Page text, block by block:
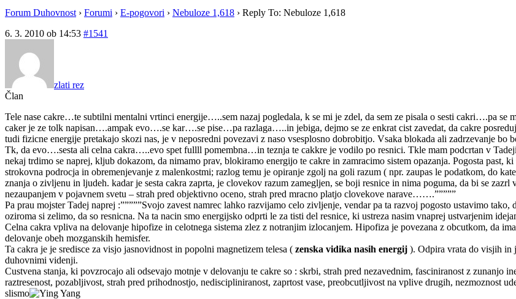
Forum Duhovnost › Forumi › E-pogovori › Nebuloze 1,618 › Reply To: Nebuloze 1,618
6. 3. 2010 ob 14:53 #1541
zlati rez
Član
Tele nase cakre…te subtilni mentalni vrtinci energije…..sem nazaj pogledala, k se mi je zdel, da sem ze pisala o sesti cakri….pa
caker je ze tolk napisan….ampak evo….se kar….se pise…pa razlaga…..in jebiga, dejmo se ze enkrat cist zavedat, da cakre
tudi fizicne energije pretakajo skozi nas, je v neposredni povezavi z naso vsesplosno dobrobitjo. Vsaka blokada ali zadrzevanje
Tk, da evo….sesta ali celna cakra…..evo spet fullll pomembna…in teznja te cakkre je vodilo po resnici. Tkle mam podcrtan v
nekaj trdimo se naprej, kljub dokazom, da nimamo prav, blokiramo energijo te cakre in zamracimo sistem opazanja. Pogosta past,
strokovna podrocja in obremenjevanje z malenkostmi; razlog temu je opiranje zgolj na goli razum ( npr. zaupas le podatkom, do
znanja o zivljenu in ljudeh. kadar je sesta cakra zaprta, je clovekov razum zamegljen, se boji resnice in nima poguma, da bi se zazrl
nezaupanjem v pojavnem svetu – strah pred objektivno oceno, strah pred mracno platjo clovekove narave…….”””””
Pa prau mojster Tadej naprej :”””””Svojo zavest namrec lahko razvijamo celo zivljenje, vendar pa ta razvoj pogosto ustavimo
oziroma si zelimo, da so resnicna. Na ta nacin smo energijsko odprti le za tisti del resnice, ki ustreza nasim vnaprej ustvarjenim
Celna cakra vpliva na delovanje hipofize in celotnega sistema zlez z notranjim izlocanjem. Hipofiza je povezana z obcutkom, da
delovanje obeh mozganskih hemisfer.
Ta cakra je je sredisce za visjo jasnovidnost in popolni magnetizem telesa ( zenska vidika nasih energij ). Odpira vrata do visjih in
duhovnimi videnji.
Custvena stanja, ki povzrocajo ali odsevajo motnje v delovanju te cakre so : skrbi, strah pred nezavednim, fasciniranost z zunanjo
raztresenost, pozabljivost, strah pred prihodnostjo, nediscipliniranost, zaprtost vase, preobcutljivost na vplive drugih, nezmoznost
slismo